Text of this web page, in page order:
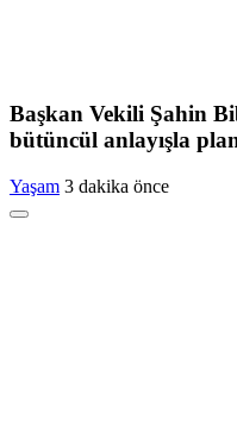
Başkan Vekili Şahin
bütüncül anlayışla
Yaşam 3 dakika önce